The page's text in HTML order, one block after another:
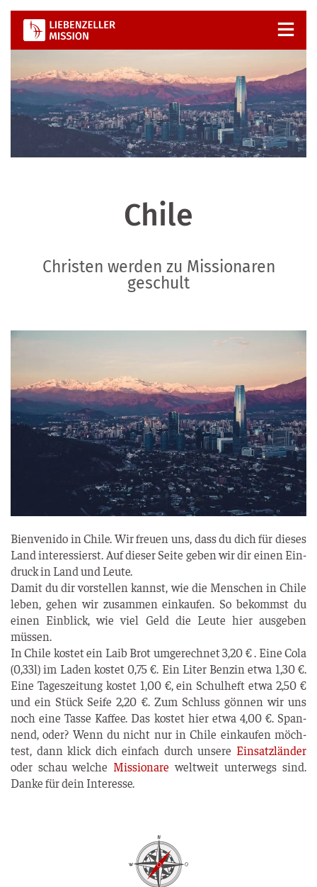
Zum
Inhalt
springen
Chile
Christen werden zu Missionaren
geschult
Bien­ve­ni­do in Chi­le. Wir freu­en uns, dass du dich für die­ses
Land inter­es­sierst. Auf die­ser Sei­te geben wir dir einen Ein­
druck in Land und Leute.
Damit du dir vor­stel­len kannst, wie die Men­schen in Chi­le
leben, gehen wir zusam­men ein­kau­fen. So bekommst du
einen Ein­blick, wie viel Geld die Leu­te hier aus­ge­ben
müssen.
In Chi­le kos­tet ein Laib Brot umge­rech­net 3,20 € . Eine Cola
(0,33l) im Laden kos­tet 0,75 €. Ein Liter Ben­zin etwa 1,30 €.
Eine Tages­zei­tung kos­tet 1,00 €, ein Schul­heft etwa 2,50 €
und ein Stück Sei­fe 2,20 €. Zum Schluss gön­nen wir uns
noch eine Tas­se Kaf­fee. Das kos­tet hier etwa 4,00 €. Span­
nend, oder? Wenn du nicht nur in Chi­le ein­kau­fen möch­
test, dann klick dich ein­fach durch unse­re Ein­satz­län­der
oder schau wel­che Mis­sio­na­re welt­weit unter­wegs sind.
Dan­ke für dein Interesse.